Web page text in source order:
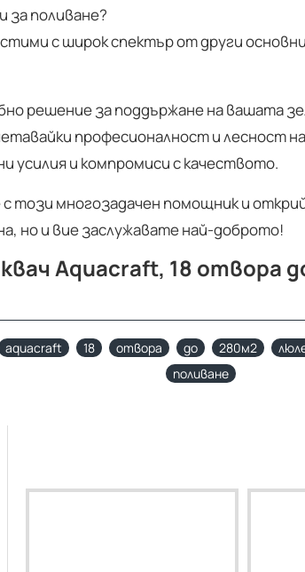
за поливане?
с широк спектър от други
решение за поддържане на вашата
професионалност и лесност
усилия и компромиси с качеството.
този многозадачен помощник и
но и вие заслужавате най-доброто!
Aquacraft, 18 отвора
aquacraft 18 отвора до 280м2
поливане